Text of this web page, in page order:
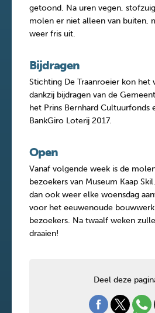
getoond. Na uren vegen,
molen er niet alleen van buiten,
weer fris uit.
Bijdragen
Stichting De Traanroeier kon het
dankzij bijdragen van de
het Prins Bernhard Cultuurfonds
BankGiro Loterij 2017.
Open
Vanaf volgende week is de
bezoekers van Museum Kaap
dan ook weer elke woensdag
voor het eeuwenoude
bezoekers. Na twaalf weken
draaien!
Deel deze